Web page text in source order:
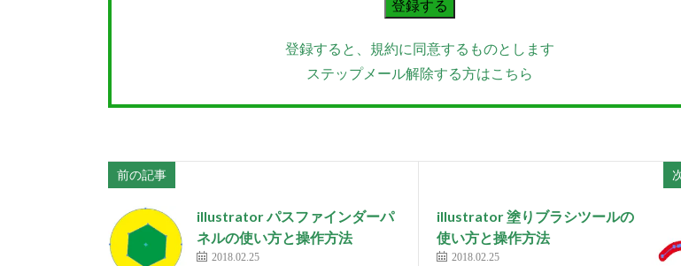
登録すると、規約に同意するものとします
ステップメール解除する方はこちら
前の記事
illustrator パスファインダーパ
ネルの使い方と操作方法
2018.02.25
illustrator 塗りブラシツールの
使い方と操作方法
2018.02.25